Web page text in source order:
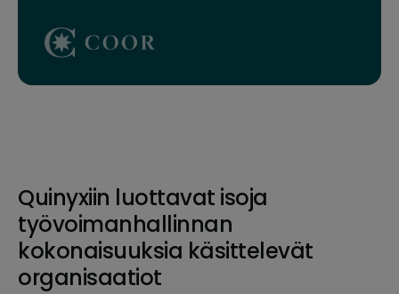
Quinyxiin luottavat isoja
työvoimanhallinnan
kokonaisuuksia käsittelevät
organisaatiot